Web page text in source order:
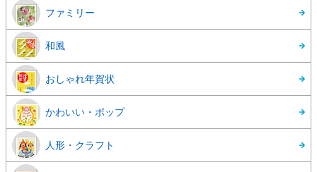
ファミリー
和風
おしゃれ年賀状
かわいい・ポップ
人形・クラフト